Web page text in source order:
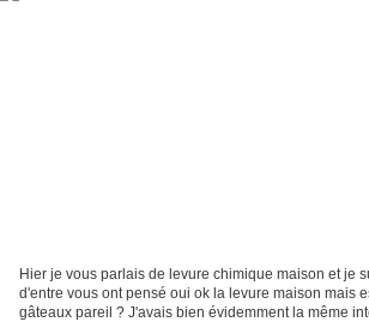
Hier je vous parlais de levure chimique maison et je
d'entre vous ont pensé oui ok la levure maison mais
gâteaux pareil ? J'avais bien évidemment la même